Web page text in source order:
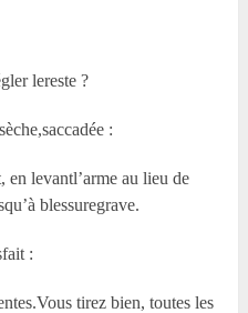
lereste ?
:
en levantl’arme au lieu de
blessuregrave.
:
tirez bien, toutes les